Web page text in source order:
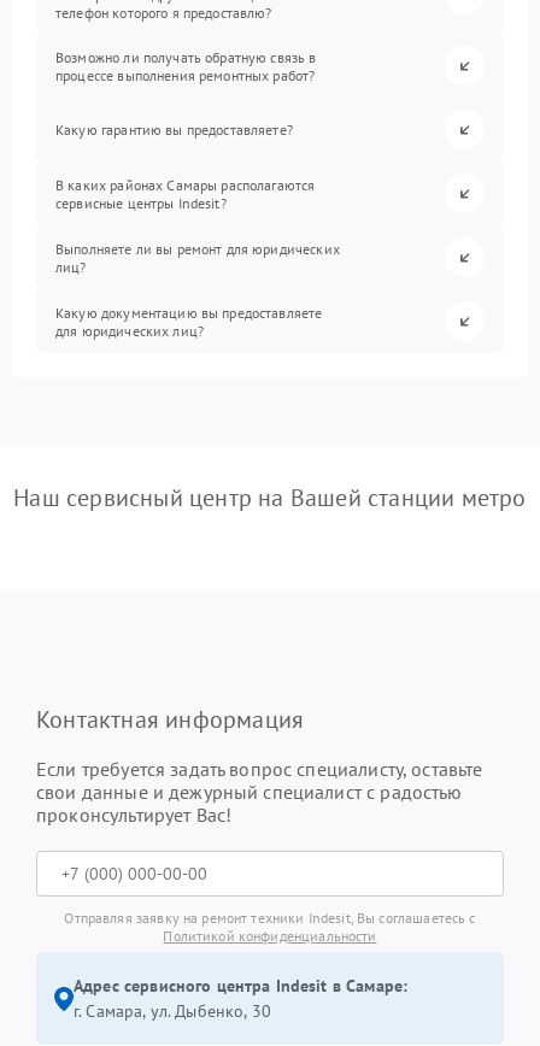
телефон которого я предоставлю?
Возможно ли получать обратную связь в
процессе выполнения ремонтных работ?
Какую гарантию вы предоставляете?
В каких районах Самары располагаются
сервисные центры Indesit?
Выполняете ли вы ремонт для юридических
лиц?
Какую документацию вы предоставляете
для юридических лиц?
Наш сервисный центр на Вашей станции метро
Контактная информация
Если требуется задать вопрос специалисту, оставьте
свои данные и дежурный специалист с радостью
проконсультирует Вас!
Отправляя заявку на ремонт техники Indesit, Вы соглашаетесь с
Политикой конфиденциальности
Адрес сервисного центра Indesit в Самаре:
г. Самара, ул. Дыбенко, 30